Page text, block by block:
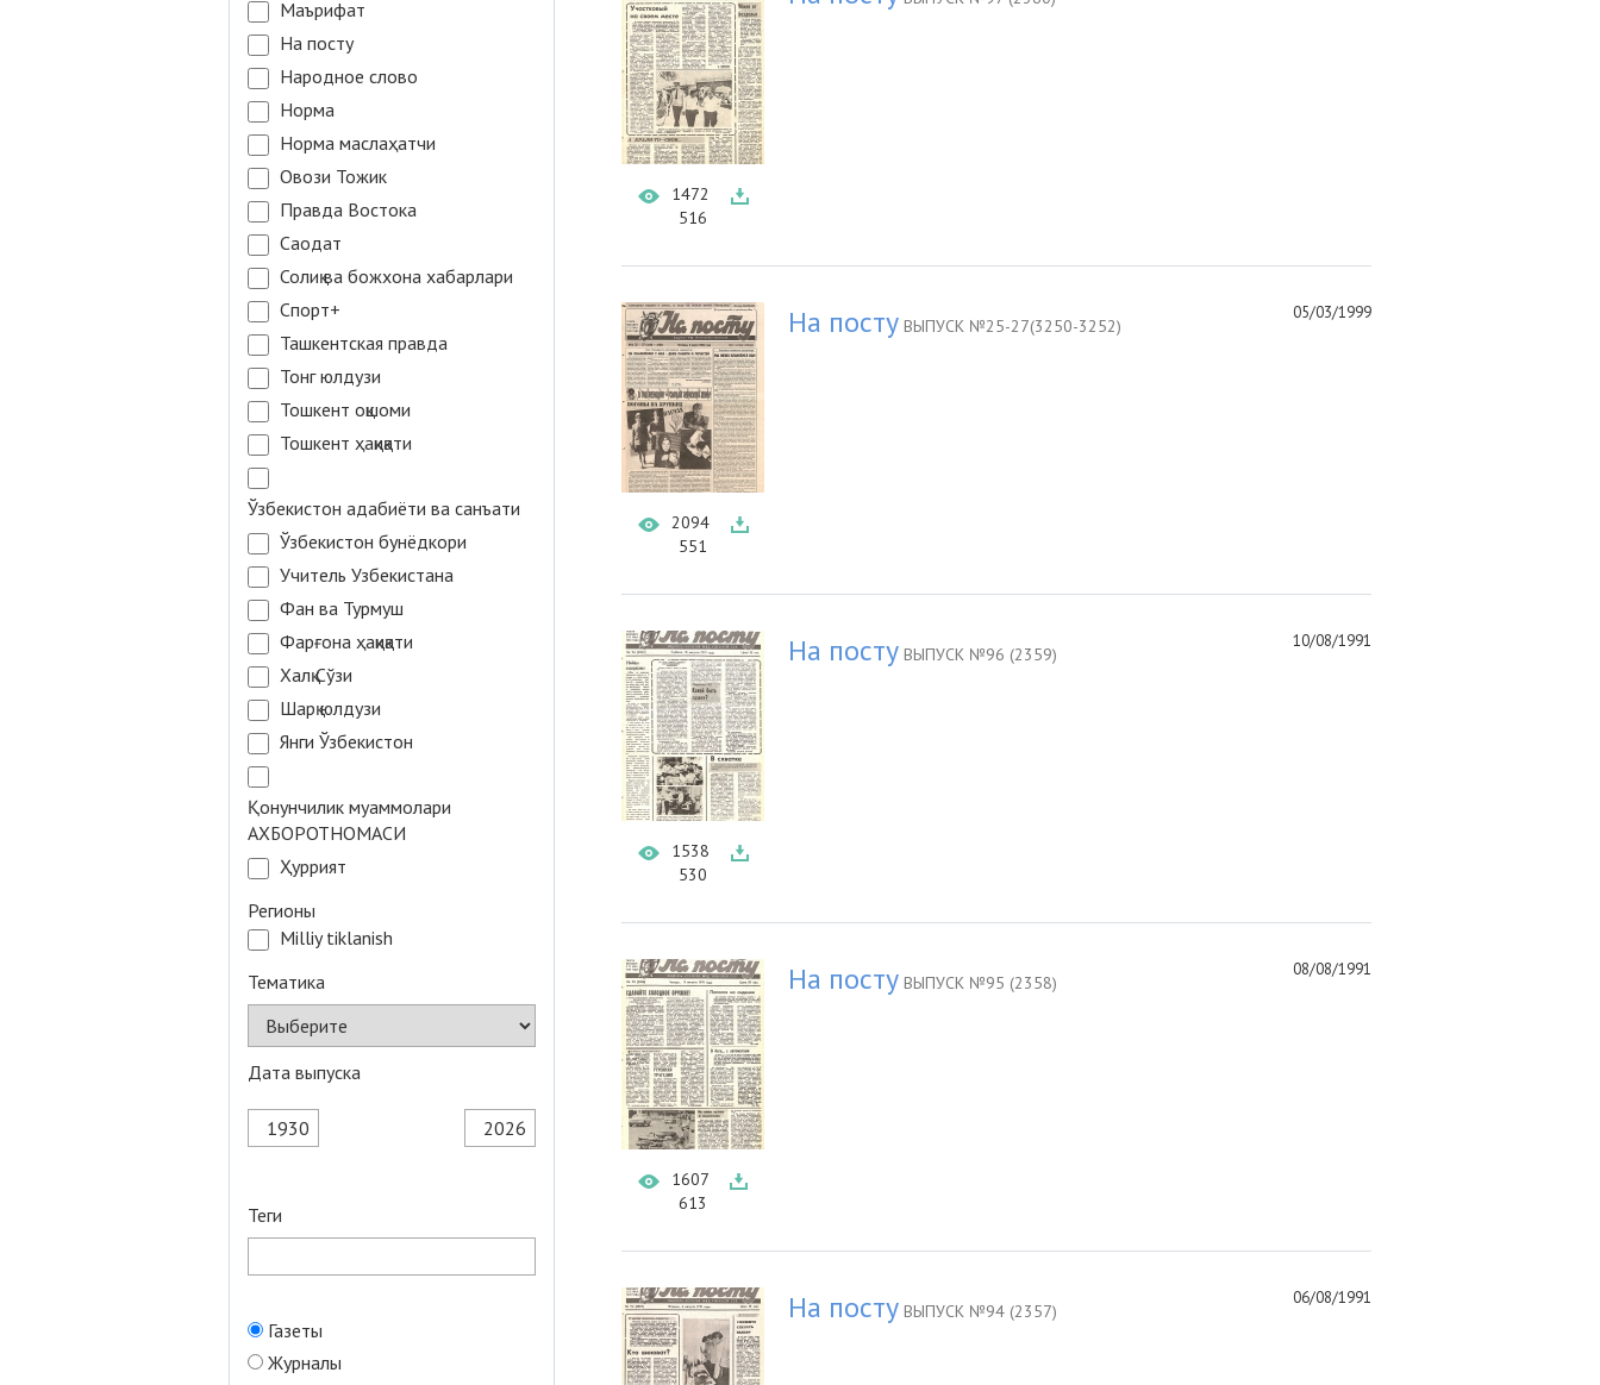
1472
516
2094
551
05/03/1999
На посту ВЫПУСК №25-27(3250-3252)
1538
530
10/08/1991
На посту ВЫПУСК №96 (2359)
1607
613
08/08/1991
На посту ВЫПУСК №95 (2358)
06/08/1991
На посту ВЫПУСК №94 (2357)
Маърифат
На посту
Народное слово
Норма
Норма маслаҳатчи
Овози Тожик
Правда Востока
Саодат
Солиқ ва божхона хабарлари
Спорт+
Ташкентская правда
Тонг юлдузи
Тошкент оқшоми
Тошкент ҳақиқати
Ўзбекистон адабиёти ва санъати
Ўзбекистон бунёдкори
Учитель Узбекистана
Фан ва Турмуш
Фарғона ҳақиқати
Халқ Сўзи
Шарқ юлдузи
Янги Ўзбекистон
Қонунчилик муаммолари
АХБОРОТНОМАСИ
Ҳуррият
Регионы
Milliy tiklanish
Тематика
Дата выпуска
Теги
Газеты
Журналы